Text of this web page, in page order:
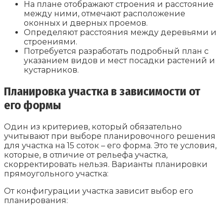
На плане отображают строения и расстояние
между ними, отмечают расположение
оконных и дверных проемов.
Определяют расстояния между деревьями и
строениями.
Потребуется разработать подробный план с
указанием видов и мест посадки растений и
кустарников.
Планировка участка в зависимости от
его формы
Один из критериев, который обязательно
учитывают при выборе планировочного решения
для участка на 15 соток – его форма. Это те условия,
которые, в отличие от рельефа участка,
скорректировать нельзя. Варианты планировки
прямоугольного участка:
От конфигурации участка зависит выбор его
планирования: